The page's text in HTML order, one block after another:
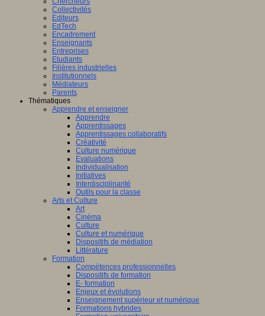
Collectivités
Editeurs
EdTech
Encadrement
Enseignants
Entreprises
Etudiants
Filières industrielles
Institutionnels
Médiateurs
Parents
Thématiques
Apprendre et enseigner
Apprendre
Apprentissages
Apprentissages collaboratifs
Créativité
Culture numérique
Evaluations
Individualisation
Initiatives
Interdisciplinarité
Outils pour la classe
Arts et Culture
Art
Cinéma
Culture
Culture et numérique
Dispositifs de médiation
Littérature
Formation
Compétences professionnelles
Dispositifs de formation
E- formation
Enjeux et évolutions
Enseignement supérieur et numérique
Formations hybrides